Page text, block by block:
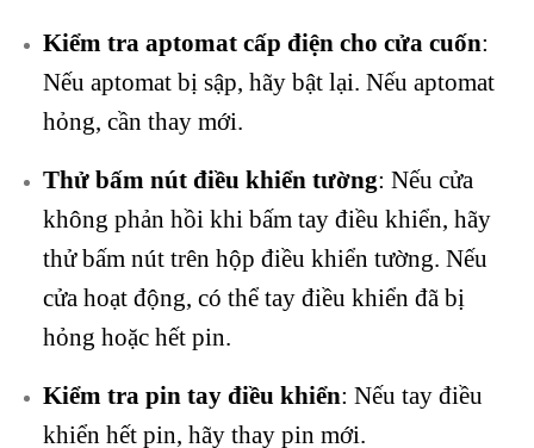
Kiểm tra aptomat cấp điện cho cửa cuốn:
Nếu aptomat bị sập, hãy bật lại. Nếu aptomat
hỏng, cần thay mới.
Thử bấm nút điều khiển tường: Nếu cửa
không phản hồi khi bấm tay điều khiển, hãy
thử bấm nút trên hộp điều khiển tường. Nếu
cửa hoạt động, có thể tay điều khiển đã bị
hỏng hoặc hết pin.
Kiểm tra pin tay điều khiển: Nếu tay điều
khiển hết pin, hãy thay pin mới.